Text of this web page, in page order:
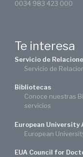
0034 983 423 000
Te interesa
Servicio de
Servicio de
Bibliotecas
Conoce nuestras
servicios
European University
European
EUA Council for